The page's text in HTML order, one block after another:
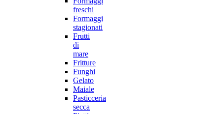
freschi
Formaggi
stagionati
Frutti
di
mare
Fritture
Funghi
Gelato
Maiale
Pasticceria
secca